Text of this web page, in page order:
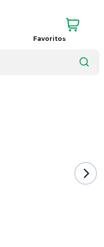
Favoritos